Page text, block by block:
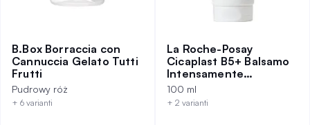
B.Box Borraccia con
Cannuccia Gelato Tutti
Frutti
Pudrowy róż
+ 6 varianti
La Roche-Posay
Cicaplast B5+ Balsamo
Intensamente
Rigenerante 100 ml
100 ml
+ 2 varianti